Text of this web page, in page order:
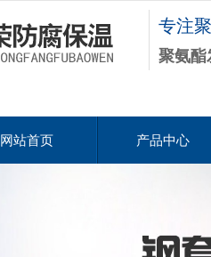
专注
聚氨酯
网站首页 产品中心